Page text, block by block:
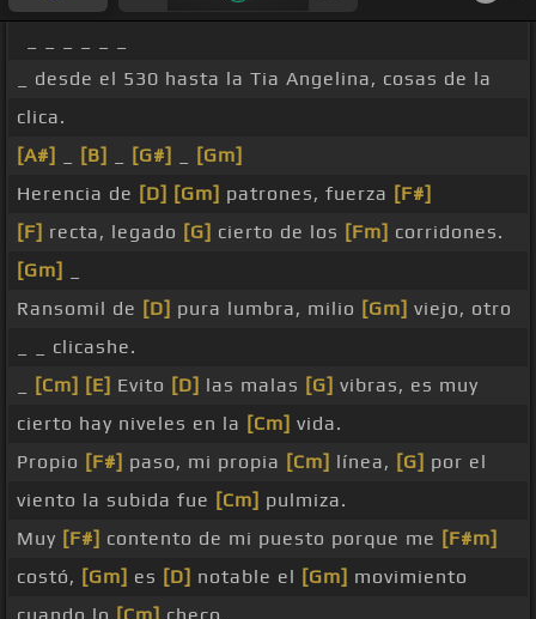
_ desde el 530 hasta la Tia Angelina, cosas de la
clica.
[A#]
[B] [G#]
[Gm]
Herencia de [D] [Gm] patrones, fuerza [F#]
[F] recta, legado [G] cierto de los [Fm] corridones.
[Gm]
Ransomil de [D] pura lumbra, milio [Gm] viejo, otro
_ _ clicashe.
[Cm] [E] Evito [D] las malas [G] vibras, es muy
cierto hay niveles en la [Cm] vida.
Propio [F#] paso, mi propia [Cm] línea, [G] por el
viento la subida fue [Cm] pulmiza.
Muy [F#] contento de mi puesto porque me [F#m]
costó, [Gm] es [D] notable el [Gm] movimiento